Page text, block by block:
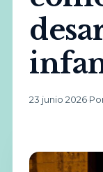
23 junio 2026·